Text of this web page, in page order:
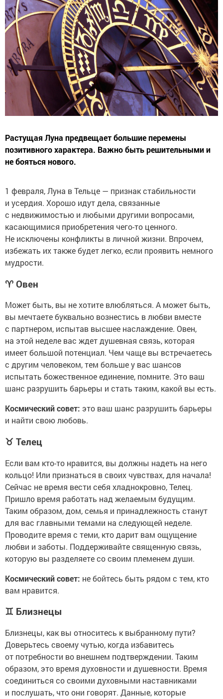
Растущая Луна предвещает большие перемены
позитивного характера. Важно быть решительными и
не бояться нового.
1 февраля, Луна в Тельце — признак стабильности
и усердия. Хорошо идут дела, связанные
с недвижимостью и любыми другими вопросами,
касающимися приобретения чего-то ценного.
Не исключены конфликты в личной жизни. Впрочем,
избежать их также будет легко, если проявить немного
мудрости.
♈ Овен
Может быть, вы не хотите влюбляться. А может быть,
вы мечтаете буквально вознестись в любви вместе
с партнером, испытав высшее наслаждение. Овен,
на этой неделе вас ждет душевная связь, которая
имеет большой потенциал. Чем чаще вы встречаетесь
с другим человеком, тем больше у вас шансов
испытать божественное единение, помните. Это ваш
шанс разрушить барьеры и стать таким, какой вы есть.
Космический совет: это ваш шанс разрушить барьеры
и найти свою любовь.
♉ Телец
Если вам кто-то нравится, вы должны надеть на него
кольцо! Или признаться в своих чувствах, для начала!
Сейчас не время вести себя хладнокровно, Телец.
Пришло время работать над желаемым будущим.
Таким образом, дом, семья и принадлежность станут
для вас главными темами на следующей неделе.
Проводите время с теми, кто дарит вам ощущение
любви и заботы. Поддерживайте священную связь,
которую вы разделяете со своим племенем души.
Космический совет: не бойтесь быть рядом с тем, кто
вам нравится.
♊ Близнецы
Близнецы, как вы относитесь к выбранному пути?
Доверьтесь своему чутью, когда избавитесь
от потребности во внешнем подтверждении. Таким
образом, это время духовности и душевности. Время
соединиться со своими духовными наставниками
и послушать, что они говорят. Данные, которые